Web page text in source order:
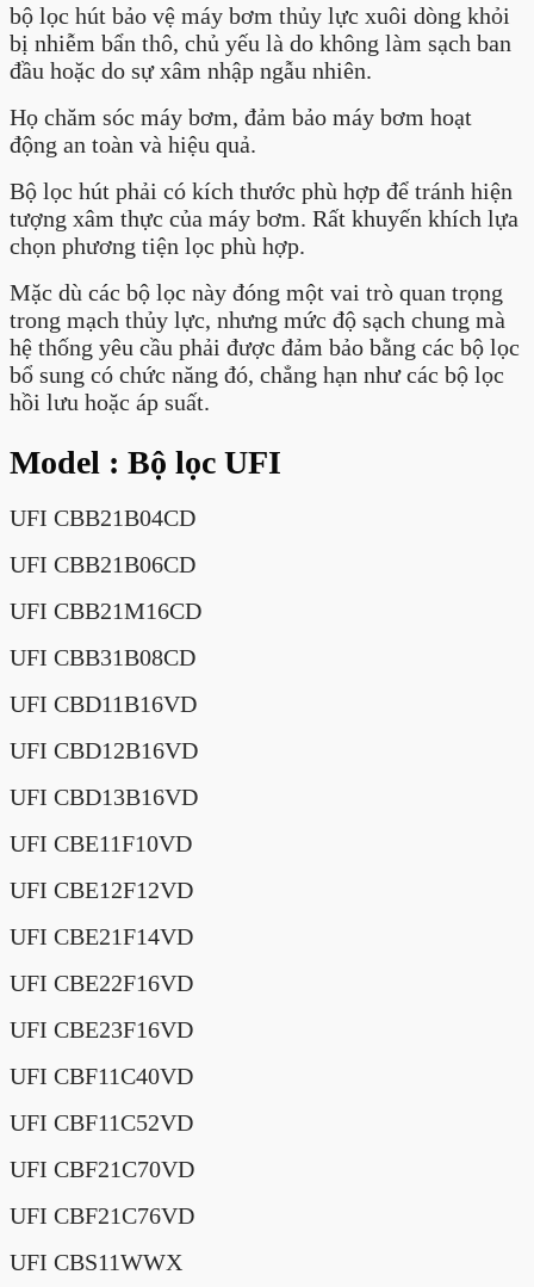
bộ lọc hút bảo vệ máy bơm thủy lực xuôi dòng khỏi
bị nhiễm bẩn thô, chủ yếu là do không làm sạch ban
đầu hoặc do sự xâm nhập ngẫu nhiên.
Họ chăm sóc máy bơm, đảm bảo máy bơm hoạt
động an toàn và hiệu quả.
Bộ lọc hút phải có kích thước phù hợp để tránh hiện
tượng xâm thực của máy bơm. Rất khuyến khích lựa
chọn phương tiện lọc phù hợp.
Mặc dù các bộ lọc này đóng một vai trò quan trọng
trong mạch thủy lực, nhưng mức độ sạch chung mà
hệ thống yêu cầu phải được đảm bảo bằng các bộ lọc
bổ sung có chức năng đó, chẳng hạn như các bộ lọc
hồi lưu hoặc áp suất.
Model : Bộ lọc UFI
UFI CBB21B04CD
UFI CBB21B06CD
UFI CBB21M16CD
UFI CBB31B08CD
UFI CBD11B16VD
UFI CBD12B16VD
UFI CBD13B16VD
UFI CBE11F10VD
UFI CBE12F12VD
UFI CBE21F14VD
UFI CBE22F16VD
UFI CBE23F16VD
UFI CBF11C40VD
UFI CBF11C52VD
UFI CBF21C70VD
UFI CBF21C76VD
UFI CBS11WWX